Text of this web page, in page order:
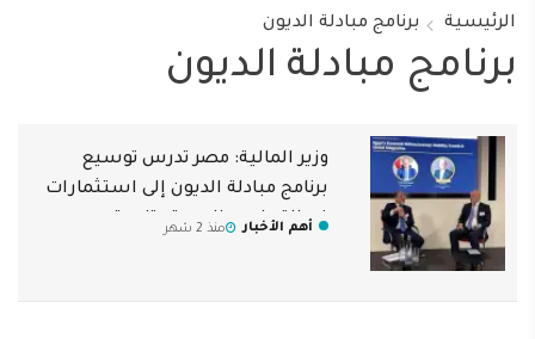
الرئيسية برنامج مبادلة الديون
برنامج مبادلة الديون
وزير المالية: مصر تدرس توسيع
برنامج مبادلة الديون إلى استثمارات
في التعليم والصحة وتنمية
أهم الأخبار منذ 2 شهر